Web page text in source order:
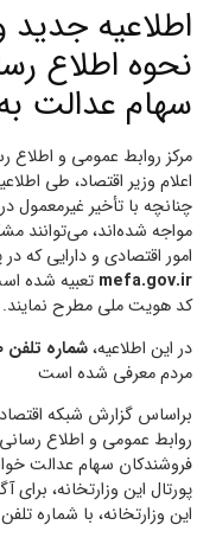
اطلاعیه جدید
نحوه اطلاع
سهام عدالت
مرکز روابط عمومی و اطلاع
اعلام وزیر اقتصاد، طی
چنانچه با تأخیر غیرمعمول
مواجه شده‌اند، می‌توانند
امور اقتصادی و دارایی که
mefa.gov.ir تعبیه شده
کد هویت ملی مطرح نمایند.
در این اطلاعیه،شماره تلفن ۳۳۹۶۷۳۰۰- ۰۲۱
مردم معرفی شده است
براساس گزارش شبکه
روابط عمومی و اطلاع رسانی
فروشندکان سهام عدالت
پورتال این وزارتخانه،
این وزارتخانه، با شماره تلفن ۳۳۹۶۷۳۰۰- ۰۲۱ تماس حاصل نمایند.